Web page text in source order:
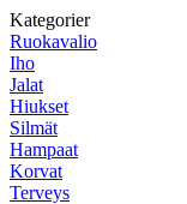
Kategorier
Ruokavalio
Iho
Jalat
Hiukset
Silmät
Hampaat
Korvat
Terveys